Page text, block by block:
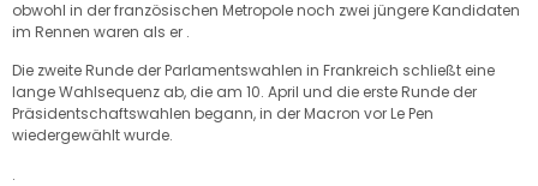
obwohl in der französischen Metropole noch zwei jüngere Kandidaten
im Rennen waren als er .
Die zweite Runde der Parlamentswahlen in Frankreich schließt eine
lange Wahlsequenz ab, die am 10. April und die erste Runde der
Präsidentschaftswahlen begann, in der Macron vor Le Pen
wiedergewählt wurde.
.